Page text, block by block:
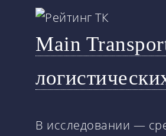
Main
В исследовании —